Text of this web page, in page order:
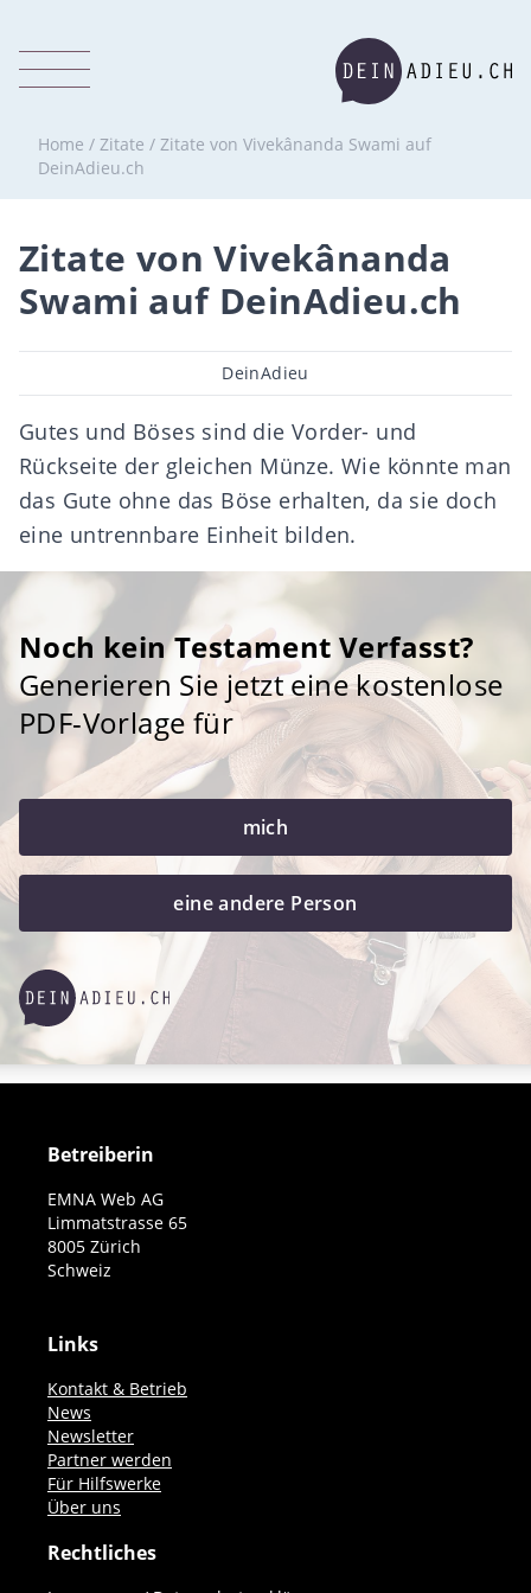
Home / Zitate / Zitate von Vivekânanda Swami auf
DeinAdieu.ch
Zitate von Vivekânanda
Swami auf DeinAdieu.ch
Beitragsautor
DeinAdieu
Gutes und Böses sind die Vorder- und
Rückseite der gleichen Münze. Wie könnte man
das Gute ohne das Böse erhalten, da sie doch
eine untrennbare Einheit bilden.
Noch kein Testament Verfasst?
Generieren Sie jetzt eine kostenlose
PDF-Vorlage für
mich
eine andere Person
Betreiberin
EMNA Web AG
Limmatstrasse 65
8005 Zürich
Schweiz
Links
Kontakt & Betrieb
News
Newsletter
Partner werden
Für Hilfswerke
Über uns
Rechtliches